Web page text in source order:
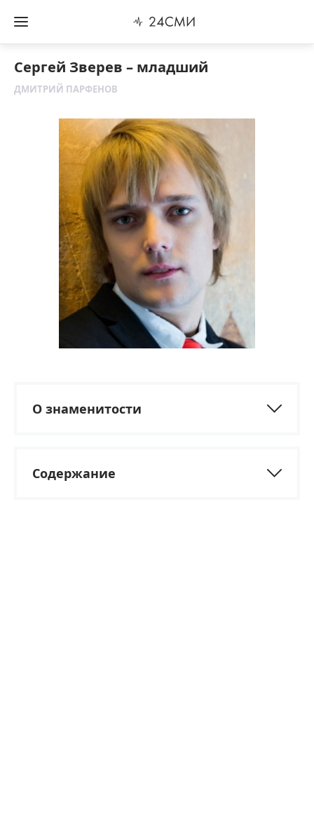
Сергей Зверев – младший
ДМИТРИЙ ПАРФЕНОВ
О знаменитости
Содержание